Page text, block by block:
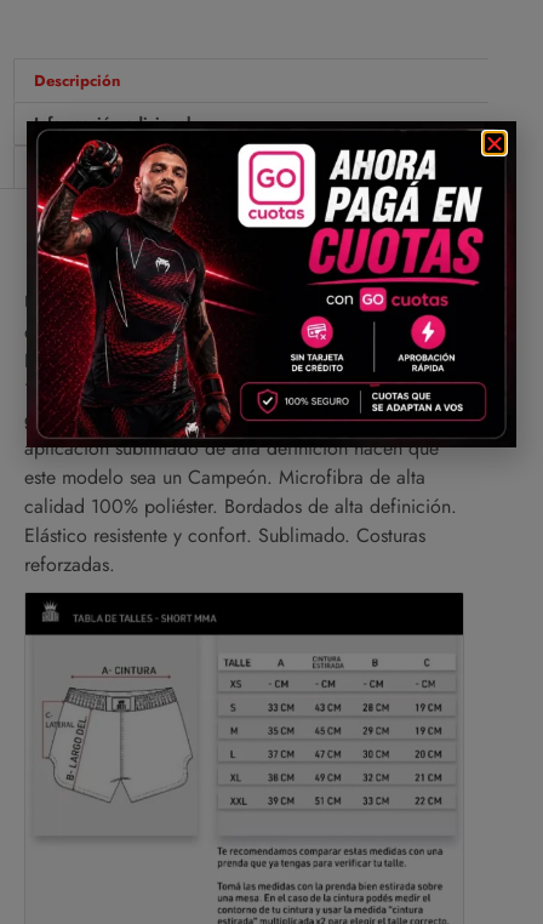
Descripción
Información adicional
Valoraciones (0)
Descripción
Usted va a ejecutar los ejercicios y posiciones más
difíciles sin sentirse atrapado en ningún momento.
Está fabricado con una microfibra de alta calidad,
100% poliéster. Tejido de alta tecnología que
garantiza comodidad y mucha durabilidad. La
aplicación sublimado de alta definición hacen que
este modelo sea un Campeón. Microfibra de alta
calidad 100% poliéster. Bordados de alta definición.
Elástico resistente y confort. Sublimado. Costuras
reforzadas.